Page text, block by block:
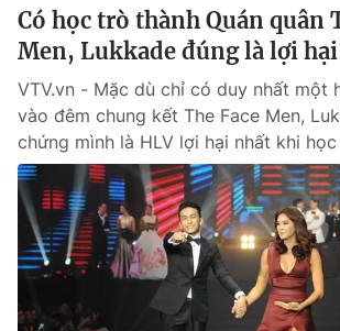
Có học trò thành Quán quân
Men, Lukkade đúng là lợi
VTV.vn - Mặc dù chỉ có duy nhất một
vào đêm chung kết The Face Men,
chứng mình là HLV lợi hại nhất khi